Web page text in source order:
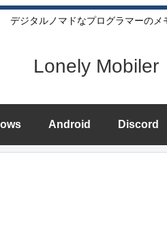
デジタルノマドなプログラマーのメ
Lonely Mobiler
Android Discord